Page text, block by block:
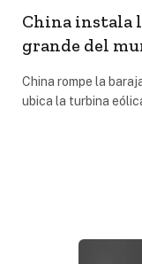
China instala
grande del
China rompe la
ubica la turbina